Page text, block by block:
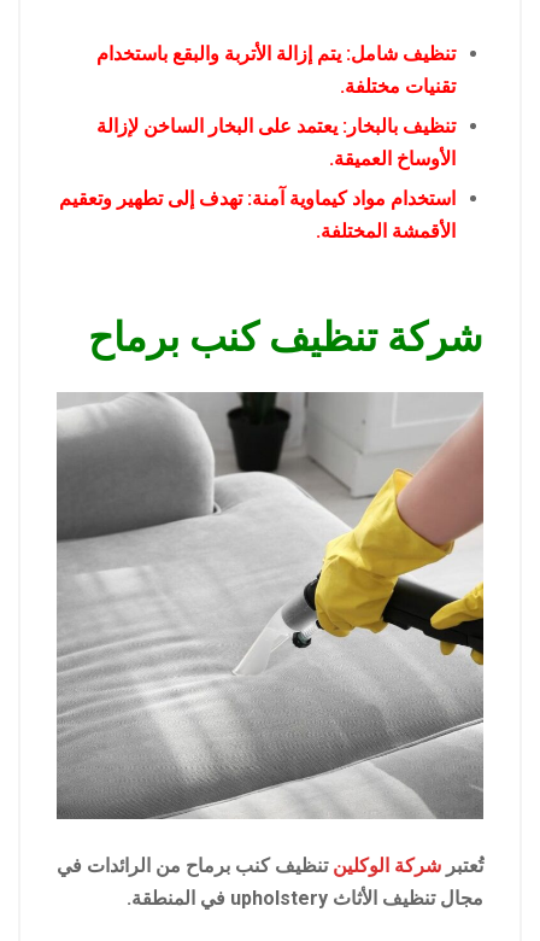
تنظيف شامل: يتم إزالة الأتربة والبقع باستخدام
تقنيات مختلفة.
تنظيف بالبخار: يعتمد على البخار الساخن لإزالة
الأوساخ العميقة.
استخدام مواد كيماوية آمنة: تهدف إلى تطهير وتعقيم
الأقمشة المختلفة.
شركة تنظيف كنب برماح
تُعتبر شركة الوكلين تنظيف كنب برماح من الرائدات في
مجال تنظيف الأثاث upholstery في المنطقة.